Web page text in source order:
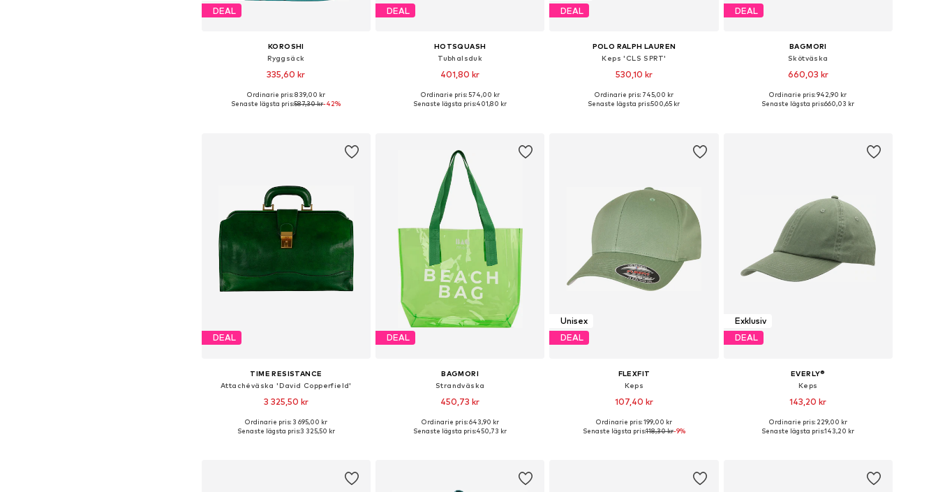
DEAL
KOROSHI
Ryggsäck
335,60 kr
Tillgängliga storlekar: One Size
Ordinarie pris: 839,00 kr
Senaste lägsta pris:587,30 kr-42%
DEAL
HOTSQUASH
Tubhalsduk
401,80 kr
Tillgängliga storlekar: One Size
Ordinarie pris: 574,00 kr
Senaste lägsta pris:401,80 kr
DEAL
POLO RALPH LAUREN
Keps 'CLS SPRT'
530,10 kr
+26
Tillgängliga storlekar: 55-60
Ordinarie pris: 745,00 kr
Senaste lägsta pris:500,65 kr
DEAL
BAGMORI
Skötväska
660,03 kr
+1
Tillgängliga storlekar: One Size
Ordinarie pris: 942,90 kr
Senaste lägsta pris:660,03 kr
DEAL
TIME RESISTANCE
Attachéväska 'David Copperfield'
3 325,50 kr
Tillgängliga storlekar: One Size
Ordinarie pris: 3 695,00 kr
Senaste lägsta pris:3 325,50 kr
DEAL
BAGMORI
Strandväska
450,73 kr
+3
Tillgängliga storlekar: One Size
Ordinarie pris: 643,90 kr
Senaste lägsta pris:450,73 kr
Unisex
DEAL
FLEXFIT
Keps
107,40 kr
+33
Tillgängliga storlekar: 54-55, 56-57, 60-61
Ordinarie pris: 199,00 kr
Senaste lägsta pris:118,30 kr-9%
Exklusiv
DEAL
EVERLY®
Keps
143,20 kr
Tillgängliga storlekar: 55-60
Ordinarie pris: 229,00 kr
Senaste lägsta pris:143,20 kr